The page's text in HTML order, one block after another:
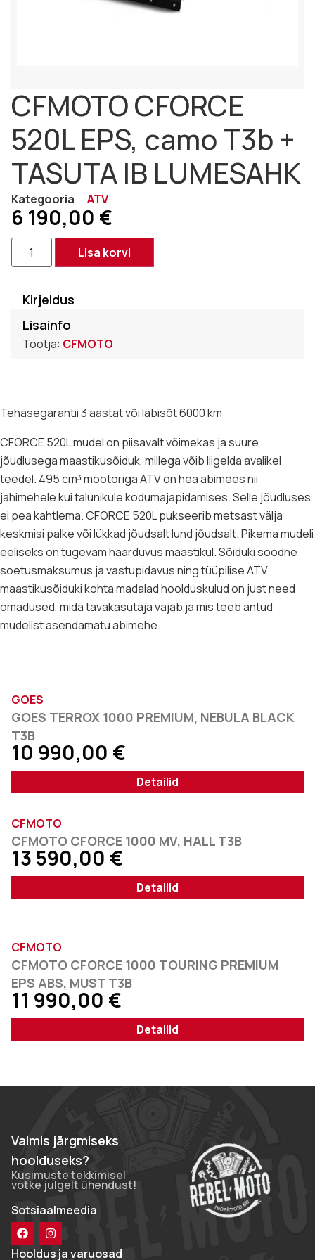
CFMOTO CFORCE
520L EPS, camo T3b +
TASUTA IB LUMESAHK
Kategooria ATV
6 190,00 €
Lisa korvi
Kirjeldus
Lisainfo
Tootja: CFMOTO
Tehasegarantii 3 aastat või läbisõt 6000 km
CFORCE 520L mudel on piisavalt võimekas ja suure
jõudlusega maastikusõiduk, millega võib liigelda avalikel
teedel. 495 cm³ mootoriga ATV on hea abimees nii
jahimehele kui talunikule kodumajapidamises. Selle jõudluses
ei pea kahtlema. CFORCE 520L pukseerib metsast välja
keskmisi palke või lükkad jõudsalt lund jõudsalt. Pikema mudeli
eeliseks on tugevam haarduvus maastikul. Sõiduki soodne
soetusmaksumus ja vastupidavus ning tüüpilise ATV
maastikusõiduki kohta madalad hoolduskulud on just need
omadused, mida tavakasutaja vajab ja mis teeb antud
mudelist asendamatu abimehe.
GOES
GOES TERROX 1000 PREMIUM, NEBULA BLACK
T3B
10 990,00 €
Detailid
CFMOTO
CFMOTO CFORCE 1000 MV, HALL T3B
13 590,00 €
Detailid
CFMOTO
CFMOTO CFORCE 1000 TOURING PREMIUM
EPS ABS, MUST T3B
11 990,00 €
Detailid
Valmis järgmiseks
hoolduseks?
Küsimuste tekkimisel
võtke julgelt ühendust!
Sotsiaalmeedia
Hooldus ja varuosad